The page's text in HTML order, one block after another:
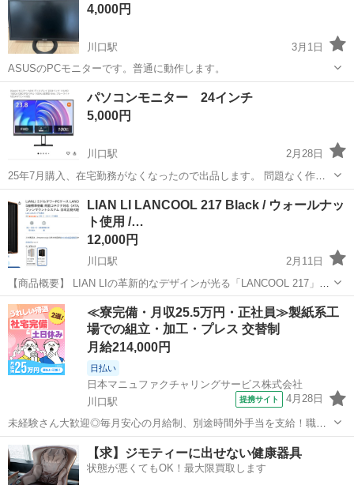
4,000円
川口駅
3月1日
ASUSのPCモニターです。普通に動作します。
埼玉 川口市 PCパーツ ASUS
パソコンモニター 24インチ
5,000円
川口駅
2月28日
25年7月購入、在宅勤務がなくなったので出品します。 問題なく作動
し、見た目もキズなしです。
LIAN LI LANCOOL 217 Black / ウォールナッ
ト使用 /…
12,000円
川口駅
2月11日
【商品概要】 LIAN LIの革新的なデザインが光る「LANCOOL 217」で
す。 フロントパネルに**北米産ウォールナット（本物の木材）**をあ
しらい、ゲーミングデバイスの高性能と家具のような温かみのある美
学を融合させた...
埼玉 川口市 川口駅 PCパーツ
≪寮完備・月収25.5万円・正社員≫製紙系工
場での組立・加工・プレス 交替制
月給214,000円
日払い
日本マニュファクチャリングサービス株式会社
川口駅
提携サイト 4月28日
未経験さん大歓迎◎毎月安心の月給制、別途時間外手当を支給！職場
へはアクセス良好♪マイカー通勤もOK★家電備品つきの寮をご用意し
ています！ 人気の工場のお仕事/sai250926 ★機械設備オペレーター業
務及び付帯業務★ グ...
埼玉 川口市 川口駅
【求】ジモティーに出せない健康器具
状態が悪くてもOK！最大限買取します